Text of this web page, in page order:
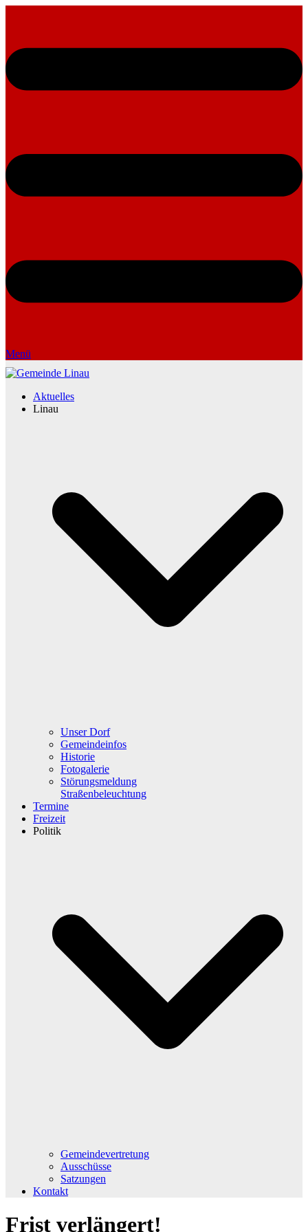
Menü
Aktuelles
Linau
Unser Dorf
Gemeindeinfos
Historie
Fotogalerie
Störungsmeldung
Straßenbeleuchtung
Termine
Freizeit
Politik
Gemeindevertretung
Ausschüsse
Satzungen
Kontakt
Frist verlängert!